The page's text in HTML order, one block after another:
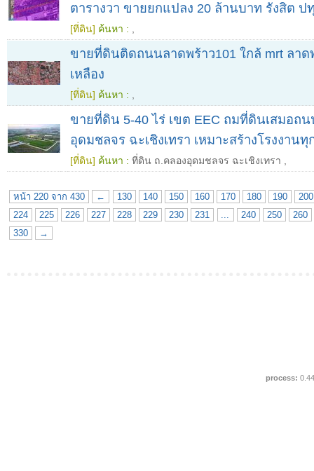
ตารางวา ขายยกแปลง 20 ล้านบาท รังสิต ป
[ที่ดิน] ค้นหา :
ขายที่ดินติดถนนลาดพร้าว101 ใกล้ mrt ลาด
เหลือง
[ที่ดิน] ค้นหา :
ขายที่ดิน 5-40 ไร่ เขต EEC ถมที่ดินเสมอถ
อุดมชลจร ฉะเชิงเทรา เหมาะสร้างโรงงานทุ
[ที่ดิน] ค้นหา : ที่ดิน ถ.คลองอุดมชลจร ฉะเชิงเทรา
หน้า 220 จาก 430 ← 130 140 150 160 170 180 190
200
224
225 226 227 228 229 230 231 ... 240 250
260
330
→
process: